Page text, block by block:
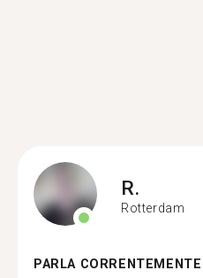
R.
Rotterdam
PARLA CORRENTEMENTE